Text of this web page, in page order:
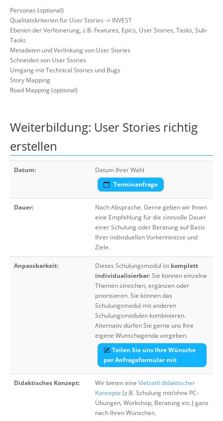
Personas (optional)
Qualitätskriterien für User Stories -> INVEST
Ebenen der Verfeinerung, z.B. Features, Epics, User Stories, Tasks, Sub-
Tasks
Metadaten und Verlinkung von User Stories
Schneiden von User Stories
Umgang mit Technical Stories und Bugs
Story Mapping
Road Mapping (optional)
Weiterbildung: User Stories richtig
erstellen
Datum:
Datum Ihrer Wahl
Terminanfrage
Dauer:
Nach Absprache. Gerne geben wir Ihnen
eine Empfehlung für die sinnvolle Dauer
einer Schulung oder Beratung auf Basis
Ihrer individuellen Vorkenntnisse und
Ziele.
Anpassbarkeit: Dieses Schulungsmodul ist komplett
individualisierbar: Sie können einzelne
Themen streichen, ergänzen oder
priorisieren. Sie können das
Schulungsmodul mit anderen
Schulungsmodulen kombinieren.
Alternativ dürfen Sie gerne uns Ihre
eigene Wunschagenda vorgeben.
Teilen Sie uns Ihre Wünsche
per Anfrageformular mit
Didaktisches Konzept: Wir bieten eine Vielzahl didaktischer
Konzepte (z.B. Schulung mit/ohne PC-
Übungen, Workshop, Beratung etc.) ganz
nach Ihren Wünschen.